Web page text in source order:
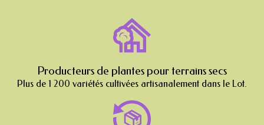
Producteurs de plantes pour terrains secs
Plus de 1 200 variétés cultivées artisanalement dans le Lot.